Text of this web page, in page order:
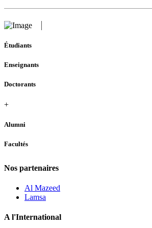
Étudiants
Enseignants
Doctorants
+
Alumni
Facultés
Nos partenaires
Al Mazeed
Lamsa
A l'International